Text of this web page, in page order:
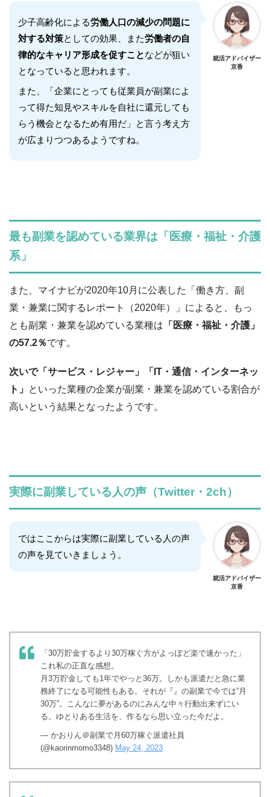
少子高齢化による労働人口の減少の問題に
対する対策としての効果、また労働者の自
律的なキャリア形成を促すことなどが狙い
となっていると思われます。
また、「企業にとっても従業員が副業によ
って得た知見やスキルを自社に還元しても
らう機会となるため有用だ」と言う考え方
が広まりつつあるようですね。
就活アドバイザー
京香
最も副業を認めている業界は「医療・福祉・介護
系」
また、マイナビが2020年10月に公表した「働き方、副
業・兼業に関するレポート（2020年）」によると、もっ
とも副業・兼業を認めている業種は 「医療・福祉・介護」
の57.2％です。
次いで「サービス・レジャー」「IT・通信・インターネッ
ト」 といった業種の企業が副業・兼業を認めている割合が
高いという結果となったようです。
実際に副業している人の声（Twitter・2ch）
ではここからは実際に副業している人の声
の声を見ていきましょう。
就活アドバイザー
京香
「30万貯金するより30万稼ぐ方がよっぽど楽で速かった」
これ私の正直な感想。
月3万貯金しても1年でやっと36万。しかも派遣だと急に業
務終了になる可能性もある。それが『』の副業で今では”月
30万”。こんなに夢があるのにみんな中々行動出来ずにい
る。ゆとりある生活を、作るなら思い立った今だよ。
— かおりん＠副業で月60万稼ぐ派遣社員
(@kaorinmomo3348) May 24, 2023